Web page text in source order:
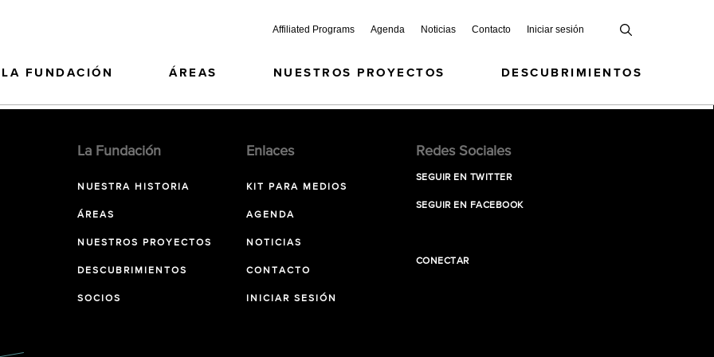
Affiliated Programs Agenda Noticias Contacto Iniciar sesión
LA FUNDACIÓN ÁREAS NUESTROS PROYECTOS DESCUBRIMIENTOS
La Fundación
NUESTRA HISTORIA
ÁREAS
NUESTROS PROYECTOS
DESCUBRIMIENTOS
SOCIOS
Enlaces
KIT PARA MEDIOS
AGENDA
NOTICIAS
CONTACTO
INICIAR SESIÓN
Redes Sociales
SEGUIR EN TWITTER
SEGUIR EN FACEBOOK
CONECTAR